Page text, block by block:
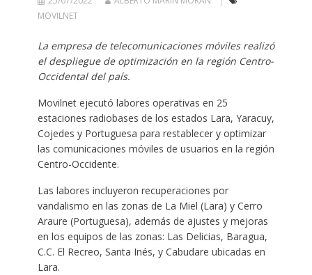
MOVILNET
La empresa de telecomunicaciones móviles realizó
el despliegue de optimización en la región Centro-
Occidental del país.
Movilnet ejecutó labores operativas en 25
estaciones radiobases de los estados Lara, Yaracuy,
Cojedes y Portuguesa para restablecer y optimizar
las comunicaciones móviles de usuarios en la región
Centro-Occidente.
Las labores incluyeron recuperaciones por
vandalismo en las zonas de La Miel (Lara) y Cerro
Araure (Portuguesa), además de ajustes y mejoras
en los equipos de las zonas: Las Delicias, Baragua,
C.C. El Recreo, Santa Inés, y Cabudare ubicadas en
Lara.